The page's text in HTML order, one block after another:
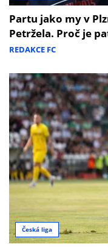
Partu jako my v
Petržela. Proč je
REDAKCE FC
Česká liga